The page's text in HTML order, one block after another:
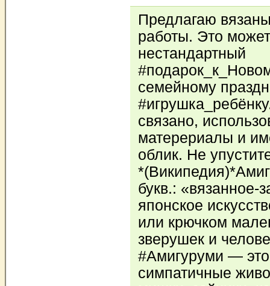
Предлагаю
работы. Это
нестандартный
семейному
связано,
матерериалы и
облик. Не
букв.: «вязанное-
японское
или крючком
зверушек и
#Амигуруми —
симпатичные